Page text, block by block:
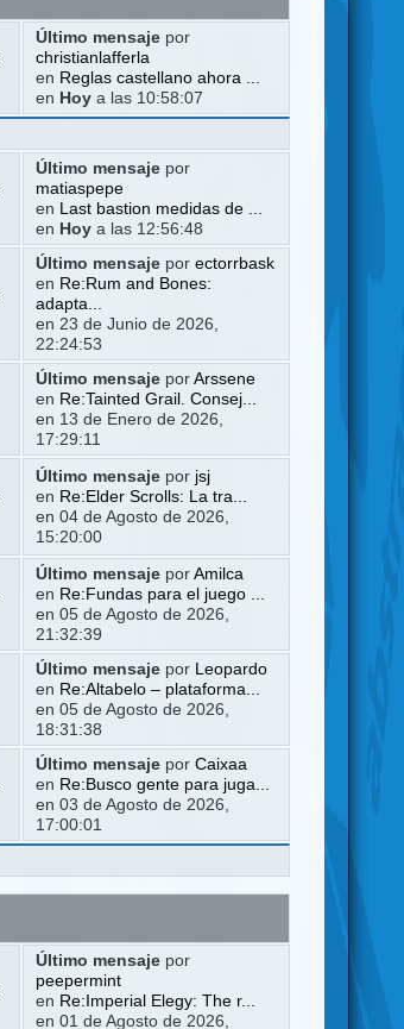
Último mensajepor
christianlafferla
en Reglas castellano ahora ...
en Hoya las 10:58:07
Último mensajepor
matiaspepe
en
Last bastion medidas de ...
en Hoya las 12:56:48
Último mensajepor ectorrbask
en Re:Rum and Bones:
adapta...
en 23 de Junio de 2026,
22:24:53
Último mensajepor Arssene
en Re:Tainted Grail. Consej...
en 13 de Enero de 2026,
17:29:11
Último mensajepor jsj
en Re:Elder Scrolls: La tra...
en 04 de Agosto de 2026,
15:20:00
Último mensajepor Amilca
en Re:Fundas para el juego ...
en 05 de Agosto de 2026,
21:32:39
Último mensajepor
Leopardo
en Re:Altabelo – plataforma...
en 05 de Agosto de 2026,
18:31:38
Último mensajepor Caixaa
en Re:Busco gente para juga...
en 03 de Agosto de 2026,
17:00:01
Último mensajepor
peepermint
en Re:Imperial Elegy: The r...
en 01 de Agosto de 2026,